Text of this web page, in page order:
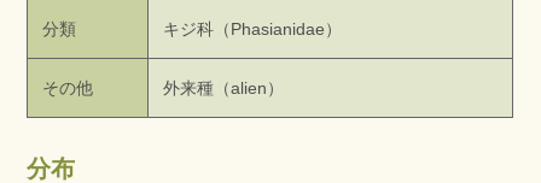
分類 キジ科（Phasianidae）
その他 外来種（alien）
分布